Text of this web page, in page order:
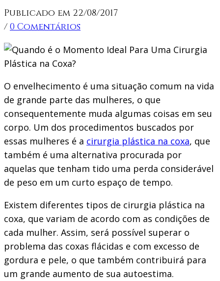
Publicado em 22/08/2017
/ 0 Comentários
O envelhecimento é uma situação comum na vida
de grande parte das mulheres, o que
consequentemente muda algumas coisas em seu
corpo. Um dos procedimentos buscados por
essas mulheres é a cirurgia plástica na coxa, que
também é uma alternativa procurada por
aquelas que tenham tido uma perda considerável
de peso em um curto espaço de tempo.
Existem diferentes tipos de cirurgia plástica na
coxa, que variam de acordo com as condições de
cada mulher. Assim, será possível superar o
problema das coxas flácidas e com excesso de
gordura e pele, o que também contribuirá para
um grande aumento de sua autoestima.